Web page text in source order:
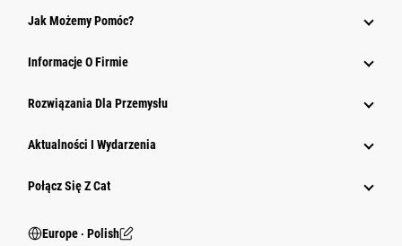
Jak Możemy Pomóc?
Informacje O Firmie
Rozwiązania Dla Przemysłu
Aktualności I Wydarzenia
Połącz Się Z Cat
Europe ‧ Polish